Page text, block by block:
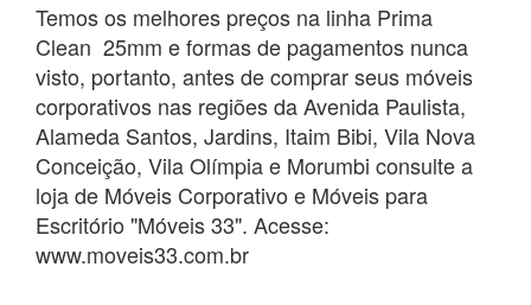
Temos os melhores preços na linha Prima
Clean 25mm e formas de pagamentos nunca
visto, portanto, antes de comprar seus móveis
corporativos nas regiões da Avenida Paulista,
Alameda Santos, Jardins, Itaim Bibi, Vila Nova
Conceição, Vila Olímpia e Morumbi consulte a
loja de Móveis Corporativo e Móveis para
Escritório "Móveis 33". Acesse:
www.moveis33.com.br